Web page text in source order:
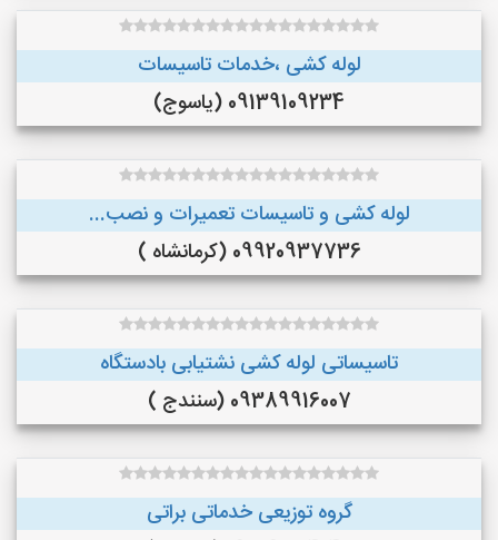
لوله کشی ،خدمات تاسیسات
09139109234 (یاسوج)
لوله کشی و تاسیسات تعمیرات و نصب...
09920937736 (کرمانشاه )
تاسیساتی لوله کشی نشتیابی بادستگاه
09389916007 (سنندج )
گروه توزیعی خدماتی براتی